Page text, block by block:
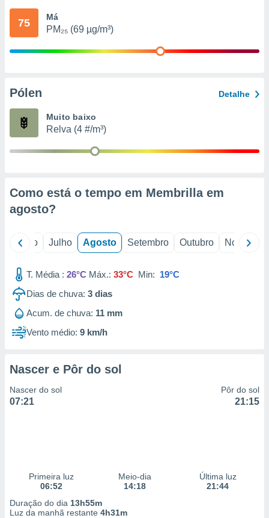
através
estudos
1199
75 Má
PM₂₅ (69 µg/m³)
Pólen Detalhe
Muito baixo
Relva (4 #/m³)
Como está o tempo em Membrilla em
agosto?
Junho Julho Agosto Setembro Outubro Novembro
T. Média : 26°C Máx.: 33°C Min: 19°C
Dias de chuva: 3 dias
Acum. de chuva: 11 mm
Vento médio: 9 km/h
Nascer e Pôr do sol
Nascer do sol
07:21
Pôr do sol
21:15
Primeira luz
06:52
Meio-dia
14:18
Última luz
21:44
Duração do dia 13h55m
Luz da manhã restante 4h31m